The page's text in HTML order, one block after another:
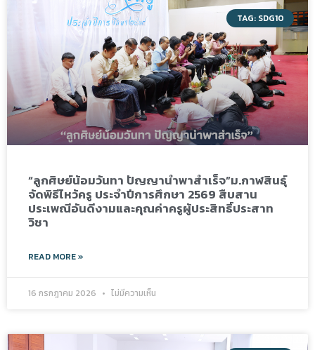
TAG: SDG10
“ลูกศิษย์น้อมวันทา ปัญญานำพาสำเร็จ”ม.กาฬสินธุ์
จัดพิธีไหว้ครู ประจำปีการศึกษา 2569 สืบสาน
ประเพณีอันดีงามและคุณค่าครูผู้ประสิทธิ์ประสาท
วิชา
READ MORE »
16 กรกฎาคม 2026 ไม่มีความเห็น